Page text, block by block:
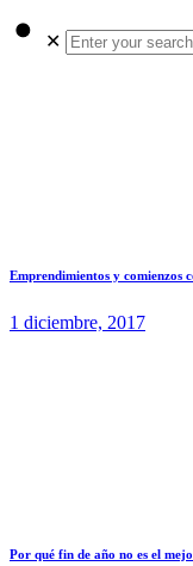
✕
Emprendimientos y comienzos
1 diciembre, 2017
Por qué fin de año no es el